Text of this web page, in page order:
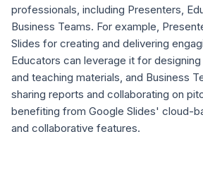
professionals, including Presenters,
Business Teams. For example,
Slides for creating and delivering
Educators can leverage it for
and teaching materials, and Business
sharing reports and collaborating on
benefiting from Google Slides' cloud-
and collaborative features.